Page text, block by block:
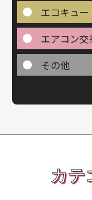
エコキュー
エアコン
その他
カテ